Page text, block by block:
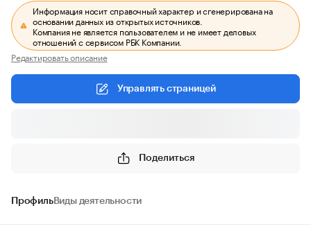
Информация носит справочный характер и сгенерирована на
основании данных из открытых источников.
Компания не является пользователем и не имеет деловых
отношений с сервисом РБК Компании.
Редактировать описание
Управлять страницей
Поделиться
ПрофильВиды деятельности